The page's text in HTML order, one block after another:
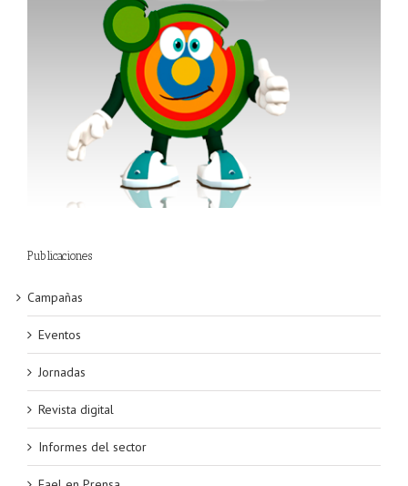
Publicaciones
Campañas
Eventos
Jornadas
Revista digital
Informes del sector